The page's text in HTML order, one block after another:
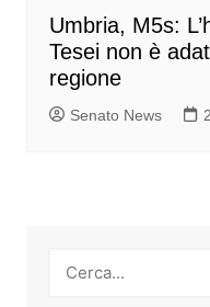
Umbria, M5s:
Tesei non è
regione
Senato News